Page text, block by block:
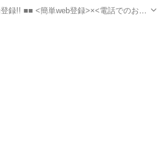
録!! ■■ <簡単web登録>×<電話でのお仕